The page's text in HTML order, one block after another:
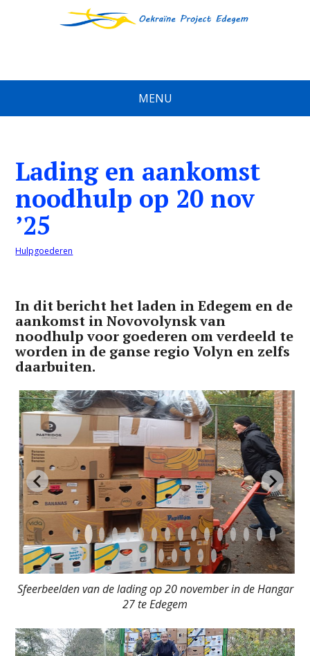
MENU
Lading en aankomst
noodhulp op 20 nov
’25
Hulpgoederen
In dit bericht het laden in Edegem en de
aankomst in Novovolynsk van
noodhulp voor goederen om verdeeld te
worden in de ganse regio Volyn en zelfs
daarbuiten.
Sfeerbeelden van de lading op 20 november in de Hangar
27 te Edegem